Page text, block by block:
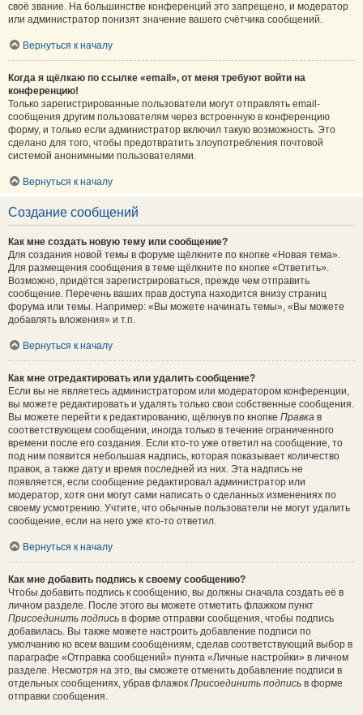
своё звание. На большинстве конференций это запрещено, и модератор
или администратор понизят значение вашего счётчика сообщений.
Вернуться к началу
Когда я щёлкаю по ссылке «email», от меня требуют войти на
конференцию!
Только зарегистрированные пользователи могут отправлять email-
сообщения другим пользователям через встроенную в конференцию
форму, и только если администратор включил такую возможность. Это
сделано для того, чтобы предотвратить злоупотребления почтовой
системой анонимными пользователями.
Вернуться к началу
Создание сообщений
Как мне создать новую тему или сообщение?
Для создания новой темы в форуме щёлкните по кнопке «Новая тема».
Для размещения сообщения в теме щёлкните по кнопке «Ответить».
Возможно, придётся зарегистрироваться, прежде чем отправить
сообщение. Перечень ваших прав доступа находится внизу страниц
форума или темы. Например: «Вы можете начинать темы», «Вы можете
добавлять вложения» и т.п.
Вернуться к началу
Как мне отредактировать или удалить сообщение?
Если вы не являетесь администратором или модератором конференции,
вы можете редактировать и удалять только свои собственные сообщения.
Вы можете перейти к редактированию, щёлкнув по кнопке Правка в
соответствующем сообщении, иногда только в течение ограниченного
времени после его создания. Если кто-то уже ответил на сообщение, то
под ним появится небольшая надпись, которая показывает количество
правок, а также дату и время последней из них. Эта надпись не
появляется, если сообщение редактировал администратор или
модератор, хотя они могут сами написать о сделанных изменениях по
своему усмотрению. Учтите, что обычные пользователи не могут удалить
сообщение, если на него уже кто-то ответил.
Вернуться к началу
Как мне добавить подпись к своему сообщению?
Чтобы добавить подпись к сообщению, вы должны сначала создать её в
личном разделе. После этого вы можете отметить флажком пункт
Присоединить подпись в форме отправки сообщения, чтобы подпись
добавилась. Вы также можете настроить добавление подписи по
умолчанию ко всем вашим сообщениям, сделав соответствующий выбор в
параграфе «Отправка сообщений» пункта «Личные настройки» в личном
разделе. Несмотря на это, вы сможете отменить добавление подписи в
отдельных сообщениях, убрав флажок Присоединить подпись в форме
отправки сообщения.